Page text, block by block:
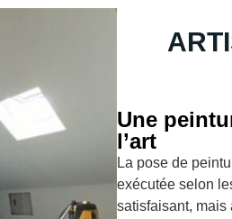
Une
l’art
La pose de
exécutée selon
satisfaisant, mais